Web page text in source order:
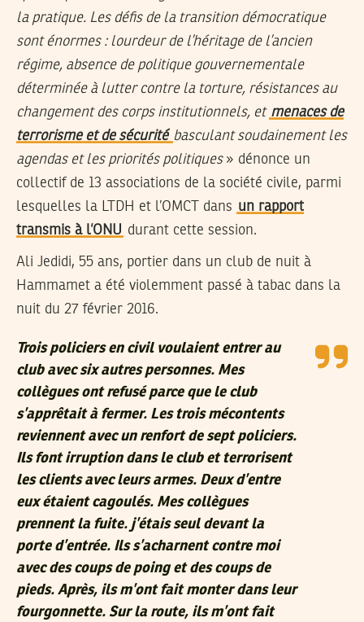
la pratique. Les défis de la transition démocratique
sont énormes : lourdeur de l’héritage de l’ancien
régime, absence de politique gouvernementale
déterminée à lutter contre la torture, résistances au
changement des corps institutionnels, et menaces de
terrorisme et de sécurité basculant soudainement les
agendas et les priorités politiques» dénonce un
collectif de 13 associations de la société civile, parmi
lesquelles la LTDH et l’OMCT dans un rapport
transmis à l’ONU durant cette session.
Ali Jedidi, 55 ans, portier dans un club de nuit à
Hammamet a été violemment passé à tabac dans la
nuit du 27 février 2016.
Trois policiers en civil voulaient entrer au
club avec six autres personnes. Mes
collègues ont refusé parce que le club
s’apprêtait à fermer. Les trois mécontents
reviennent avec un renfort de sept policiers.
Ils font irruption dans le club et terrorisent
les clients avec leurs armes. Deux d’entre
eux étaient cagoulés. Mes collègues
prennent la fuite. j’étais seul devant la
porte d’entrée. Ils s’acharnent contre moi
avec des coups de poing et des coups de
pieds. Après, ils m’ont fait monter dans leur
fourgonnette. Sur la route, ils m’ont fait